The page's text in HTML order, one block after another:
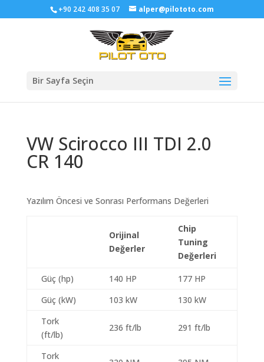
+90 242 408 35 07 alper@pilototo.com
Bir Sayfa Seçin
VW Scirocco III TDI 2.0
CR 140
Yazılım Öncesi ve Sonrası Performans Değerleri
Orijinal
Değerler
Chip
Tuning
Değerleri
Güç (hp) 140 HP
177 HP
Güç (kW)
103 kW
130 kW
Tork
(ft/lb)
236 ft/lb 291 ft/lb
Tork